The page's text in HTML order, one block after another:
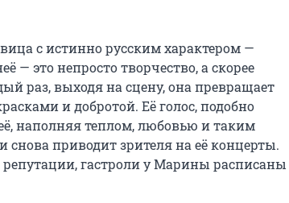
с истинно русским характером —
— это непросто творчество, а скорее
раз, выходя на сцену, она превращает
и добротой. Её голос, подобно
наполняя теплом, любовью и таким
приводит зрителя на её концерты.
гастроли у Марины расписаны